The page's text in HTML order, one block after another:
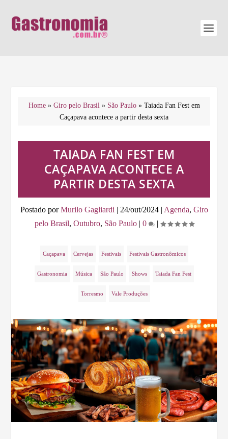
Home» Giro pelo Brasil» São Paulo» Taiada Fan Fest em
Caçapava acontece a partir desta sexta
TAIADA FAN FEST EM
CAÇAPAVA ACONTECE A
PARTIR DESTA SEXTA
Postado porMurilo Gagliardi | 24/out/2024| Agenda, Giro
pelo Brasil, Outubro, São Paulo| 0 |
Caçapava Cervejas Festivais Festivais Gastronômicos
Gastronomia Música São Paulo Shows Taiada Fan Fest
Torresmo Vale Produções